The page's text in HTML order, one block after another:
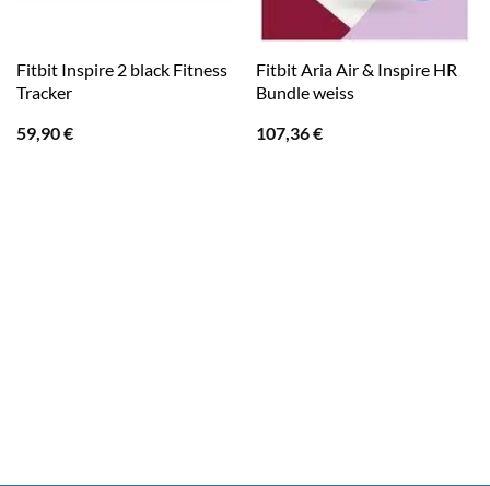
Fitbit Inspire 2 black Fitness
Tracker
59,90€
Fitbit Aria Air & Inspire HR
Bundle weiss
107,36€